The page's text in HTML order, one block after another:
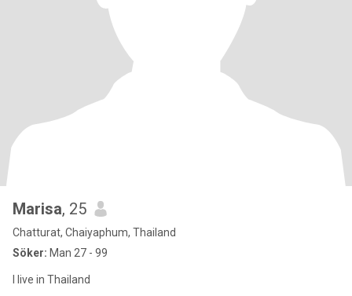
Marisa, 25
Chatturat, Chaiyaphum, Thailand
Söker: Man 27 - 99
I live in Thailand